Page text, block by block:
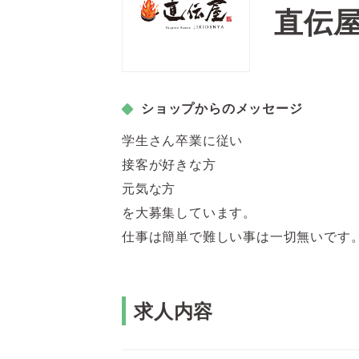
直伝
ショップからのメッセージ
学生さん卒業に従い
接客が好きな方
元気な方
を大募集しています。
仕事は簡単で難しい事は一切無いです
求人内容